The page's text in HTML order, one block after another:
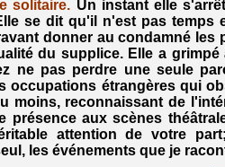
solitaire. Un instant elle
se dit qu'il n'est pas temps
donner au condamné les
du supplice. Elle a grimpé
ne pas perdre une seule
occupations étrangères qui
moins, reconnaissant de
présence aux scènes
attention de votre
les événements que je